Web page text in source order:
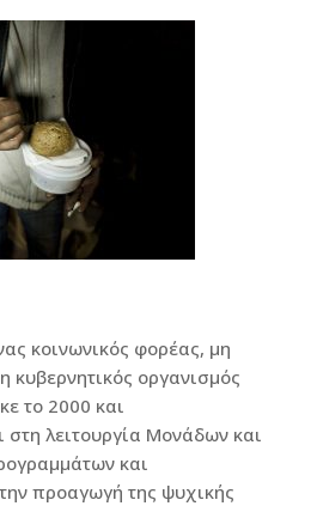
κοινωνικός φορέας, μη
κυβερνητικός οργανισμός
το 2000 και
στη λειτουργία Μονάδων και
και
προαγωγή της ψυχικής